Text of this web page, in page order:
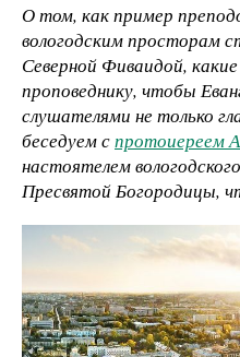
О том, как пример
вологодским просторам
Северной Фиваидой,
проповеднику, чтобы
слушателями не только
беседуем спротоиереем
настоятелем
Пресвятой Богородицы,